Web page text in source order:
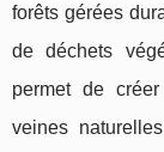
forêts gérées
de déchets
permet de
veines